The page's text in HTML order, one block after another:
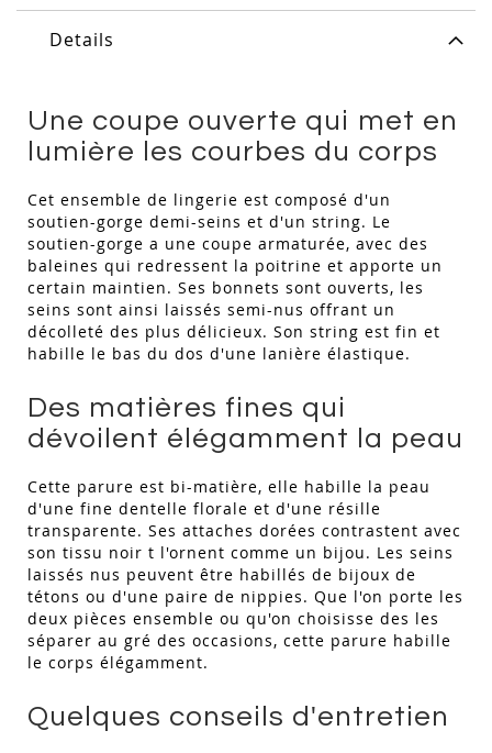
Details
Une coupe ouverte qui met en
lumière les courbes du corps
Cet ensemble de lingerie est composé d'un
soutien-gorge demi-seins et d'un string. Le
soutien-gorge a une coupe armaturée, avec des
baleines qui redressent la poitrine et apporte un
certain maintien. Ses bonnets sont ouverts, les
seins sont ainsi laissés semi-nus offrant un
décolleté des plus délicieux. Son string est fin et
habille le bas du dos d'une lanière élastique.
Des matières fines qui
dévoilent élégamment la peau
Cette parure est bi-matière, elle habille la peau
d'une fine dentelle florale et d'une résille
transparente. Ses attaches dorées contrastent avec
son tissu noir t l'ornent comme un bijou. Les seins
laissés nus peuvent être habillés de bijoux de
tétons ou d'une paire de nippies. Que l'on porte les
deux pièces ensemble ou qu'on choisisse des les
séparer au gré des occasions, cette parure habille
le corps élégamment.
Quelques conseils d'entretien